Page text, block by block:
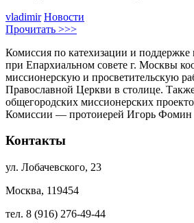
vladimir Новости
Прочитать >>>
Комиссия по катехизации и
при Епархиальном совете г. Москвы
миссионерскую и просветительскую
Православной Церкви в столице.
общегородских миссионерских
Комиссии — протоиерей Игорь Фомин
Контакты
ул. Лобачевского, 23
Москва, 119454
тел. 8 (916) 276-49-44